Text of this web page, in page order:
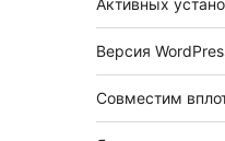
Активных
Версия
Совместим